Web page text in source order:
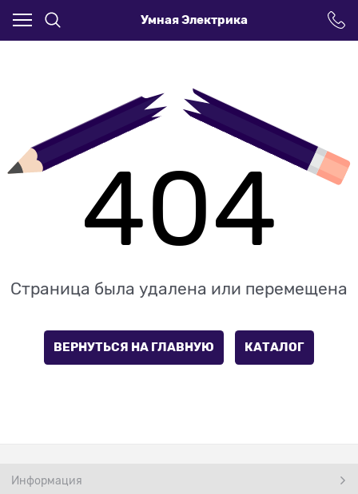
Умная Электрика
404
Страница была удалена или перемещена
ВЕРНУТЬСЯ НА ГЛАВНУЮ КАТАЛОГ
Информация